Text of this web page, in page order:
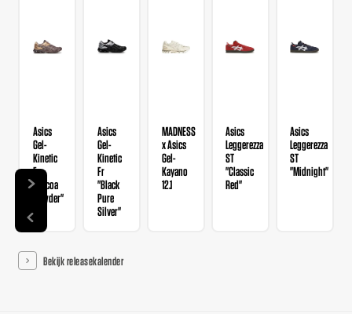
Asics
Gel-
Kinetic
Fr
"Cocoa
Powder"
Asics
Gel-
Kinetic
Fr
"Black
Pure
Silver"
MADNESS
x Asics
Gel-
Kayano
12.1
Asics
Leggerezza
ST
"Classic
Red"
Asics
Leggerezza
ST
"Midnight"
Bekijk releasekalender